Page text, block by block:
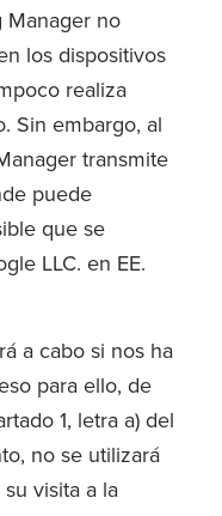
Manager no
los dispositivos
realiza
Sin embargo, al
transmite
puede
que se
LLC. en EE.
a cabo si nos ha
para ello, de
1, letra a) del
no se utilizará
visita a la